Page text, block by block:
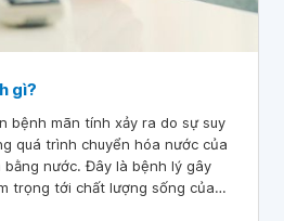
gì?
bệnh mãn tính xảy ra do sự suy
quá trình chuyển hóa nước của
nước. Đây là bệnh lý gây
trọng tới chất lượng sống của